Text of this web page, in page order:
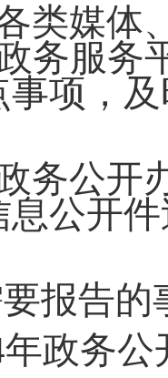
类媒体
务服务
事项，
务公开
息公开
报告的
年政务